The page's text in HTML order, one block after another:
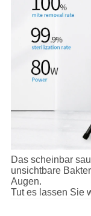
Das scheinbar
unsichtbare
Augen.
Tut es lassen Sie